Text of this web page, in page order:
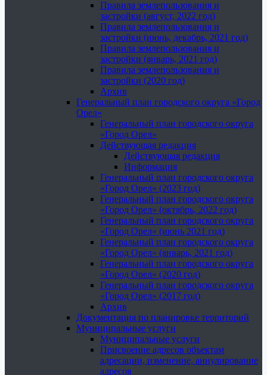
Правила землепользования и
застройки (август, 2022 год)
Правила землепользования и
застройки (июнь, декабрь, 2021 год)
Правила землепользования и
застройки (январь, 2021 год)
Правила землепользования и
застройки (2020 год)
Архив
Генеральный план городского округа «Город
Орел»
Генеральный план городского округа
«Город Орел»
Действующая редакция
Действующая редакция
Информация
Генеральный план городского округа
«Город Орел» (2023 год)
Генеральный план городского округа
«Город Орел» (октябрь, 2022 год)
Генеральный план городского округа
«Город Орел» (июнь 2021 год)
Генеральный план городского округа
«Город Орел» (январь, 2021 год)
Генеральный план городского округа
«Город Орел» (2020 год)
Генеральный план городского округа
«Город Орел» (2017 год)
Архив
Документация по планировке территорий
Муниципальные услуги
Муниципальные услуги
Присвоение адресов объектам
адресации, изменение, аннулирование
адресов